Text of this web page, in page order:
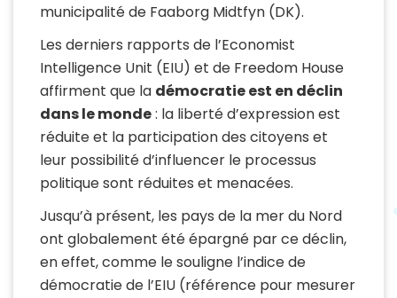
municipalité de Faaborg Midtfyn (DK).
Les derniers rapports de l’Economist
Intelligence Unit (EIU) et de Freedom House
affirment que la démocratie est en déclin
dans le monde: la liberté d’expression est
réduite et la participation des citoyens et
leur possibilité d’influencer le processus
politique sont réduites et menacées.
Jusqu’à présent, les pays de la mer du Nord
ont globalement été épargné par ce déclin,
en effet, comme le souligne l’indice de
démocratie de l’EIU (référence pour mesurer